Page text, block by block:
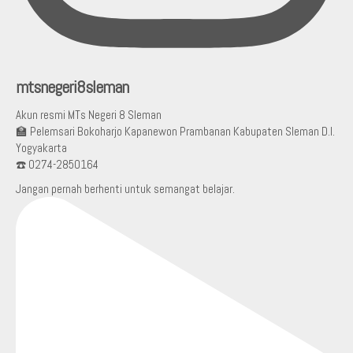
mtsnegeri8sleman
Akun resmi MTs Negeri 8 Sleman
🏫 Pelemsari Bokoharjo Kapanewon Prambanan Kabupaten Sleman D.I.
Yogyakarta
☎️ 0274-2850164
Jangan pernah berhenti untuk semangat belajar.